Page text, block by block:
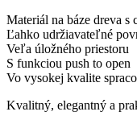
Materiál na báze dreva
Ľahko udržiavateľné
Veľa úložného priestoru
S funkciou push to open
Vo vysokej kvalite
Kvalitný, elegantný a